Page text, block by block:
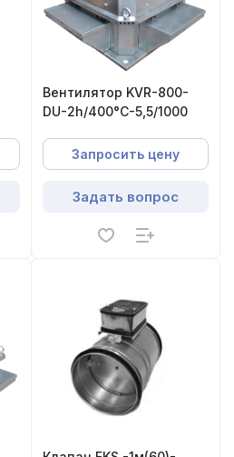
Вентилятор KVR-800-
DU-2h/400°С-5,5/1000
Запросить цену
Задать вопрос